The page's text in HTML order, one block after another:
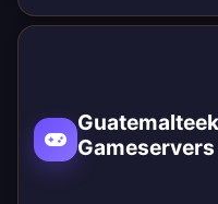
Gameservers